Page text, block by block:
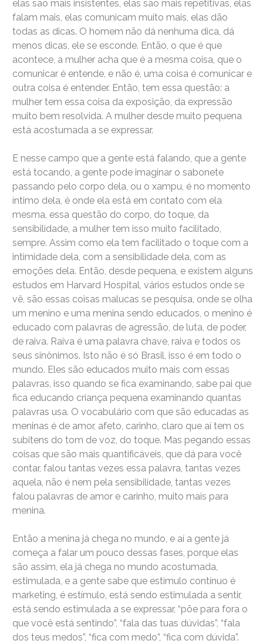
elas são mais insistentes, elas são mais repetitivas, elas
falam mais, elas comunicam muito mais, elas dão
todas as dicas. O homem não dá nenhuma dica, dá
menos dicas, ele se esconde. Então, o que é que
acontece, a mulher acha que é a mesma coisa, que o
comunicar é entende, e não é, uma coisa é comunicar e
outra coisa é entender. Então, tem essa questão: a
mulher tem essa coisa da exposição, da expressão
muito bem resolvida. A mulher desde muito pequena
está acostumada a se expressar.
E nesse campo que a gente está falando, que a gente
está tocando, a gente pode imaginar o sabonete
passando pelo corpo dela, ou o xampu, é no momento
íntimo dela, é onde ela está em contato com ela
mesma, essa questão do corpo, do toque, da
sensibilidade, a mulher tem isso muito facilitado,
sempre. Assim como ela tem facilitado o toque com a
intimidade dela, com a sensibilidade dela, com as
emoções dela. Então, desde pequena, e existem alguns
estudos em Harvard Hospital, vários estudos onde se
vê, são essas coisas malucas se pesquisa, onde se olha
um menino e uma menina sendo educados, o menino é
educado com palavras de agressão, de luta, de poder,
de raiva. Raiva é uma palavra chave, raiva e todos os
seus sinônimos. Isto não é só Brasil, isso é em todo o
mundo. Eles são educados muito mais com essas
palavras, isso quando se fica examinando, sabe pai que
fica educando criança pequena examinando quantas
palavras usa. O vocabulário com que são educadas as
meninas é de amor, afeto, carinho, claro que aí tem os
subitens do tom de voz, do toque. Mas pegando essas
coisas que são mais quantificáveis, que dá para você
contar, falou tantas vezes essa palavra, tantas vezes
aquela, não é nem pela sensibilidade, tantas vezes
falou palavras de amor e carinho, muito mais para
menina.
Então a menina já chega no mundo, e aí a gente já
começa a falar um pouco dessas fases, porque elas
são assim, ela já chega no mundo acostumada,
estimulada, e a gente sabe que estímulo contínuo é
marketing, é estímulo, está sendo estimulada a sentir,
está sendo estimulada a se expressar, “põe para fora o
que você está sentindo”, “fala das tuas dúvidas”, “fala
dos teus medos”, “fica com medo”, “fica com dúvida”.